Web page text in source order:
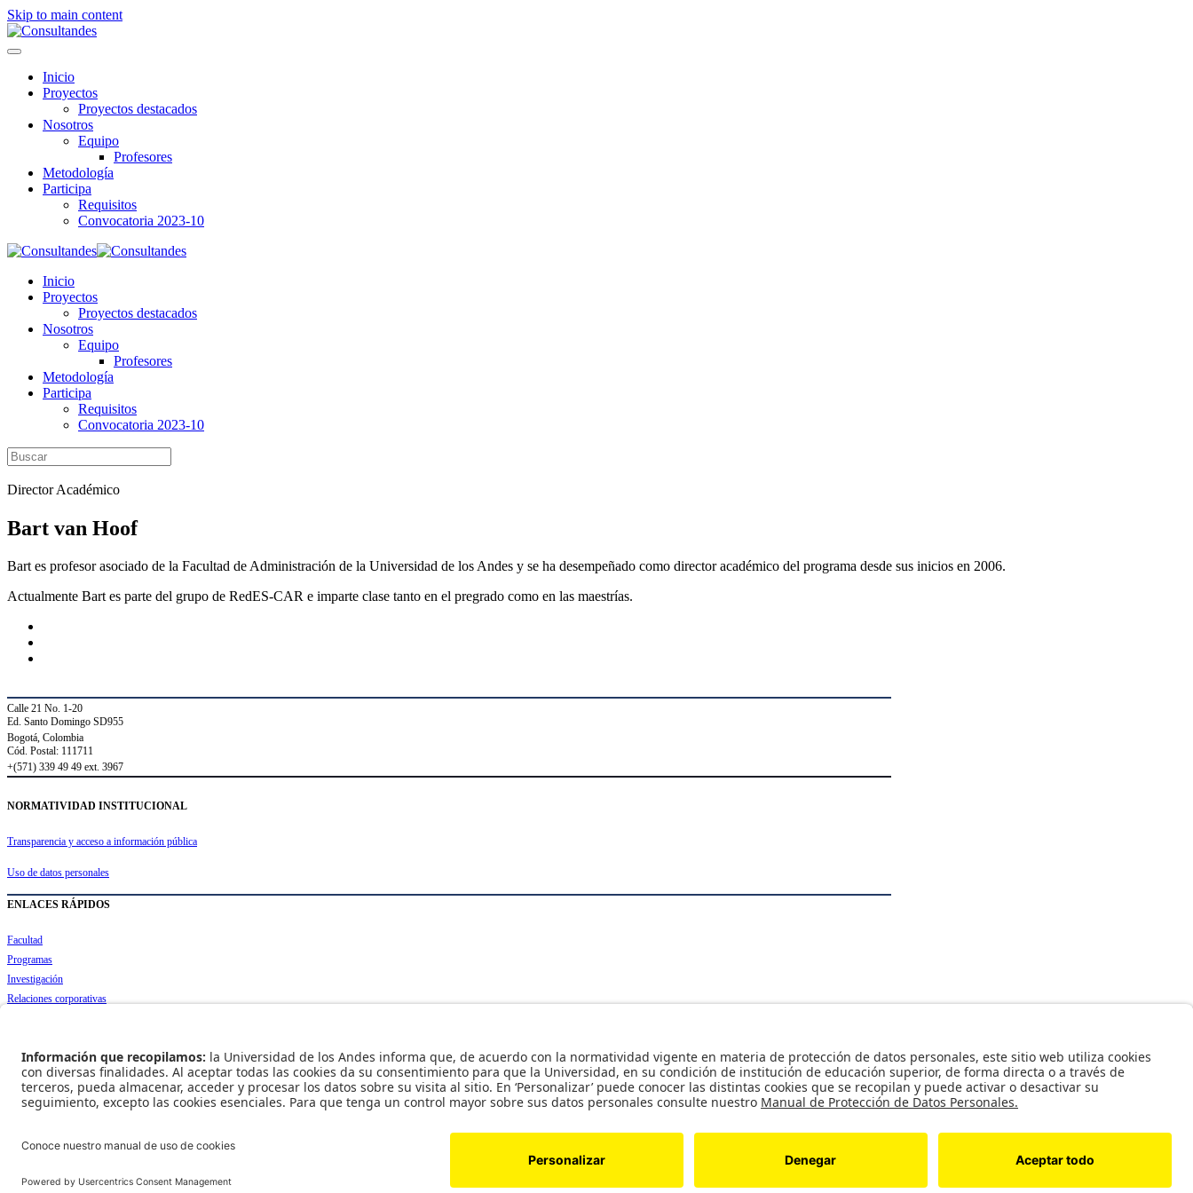
Skip to main content
Inicio
Proyectos
Proyectos destacados
Nosotros
Equipo
Profesores
Metodología
Participa
Requisitos
Convocatoria 2023-10
Inicio
Proyectos
Proyectos destacados
Nosotros
Equipo
Profesores
Metodología
Participa
Requisitos
Convocatoria 2023-10
Director Académico
Bart van Hoof
Bart es profesor asociado de la Facultad de Administración de la Universidad de los Andes y se ha desempeñado como director académico del programa desde sus inicios en 2006.
Actualmente Bart es parte del grupo de RedES-CAR e imparte clase tanto en el pregrado como en las maestrías.
Calle 21 No. 1-20
Ed. Santo Domingo SD955
Bogotá, Colombia
Cód. Postal: 111711
+(571) 339 49 49 ext. 3967
NORMATIVIDAD INSTITUCIONAL
Transparencia y acceso a información pública
Uso de datos personales
ENLACES RÁPIDOS
Facultad
Programas
Investigación
Relaciones corporativas
Reconocimiento como Universidad: Decreto 1297 del 30 de mayo de 1964.
© - Derechos Reservados Universidad de los Andes